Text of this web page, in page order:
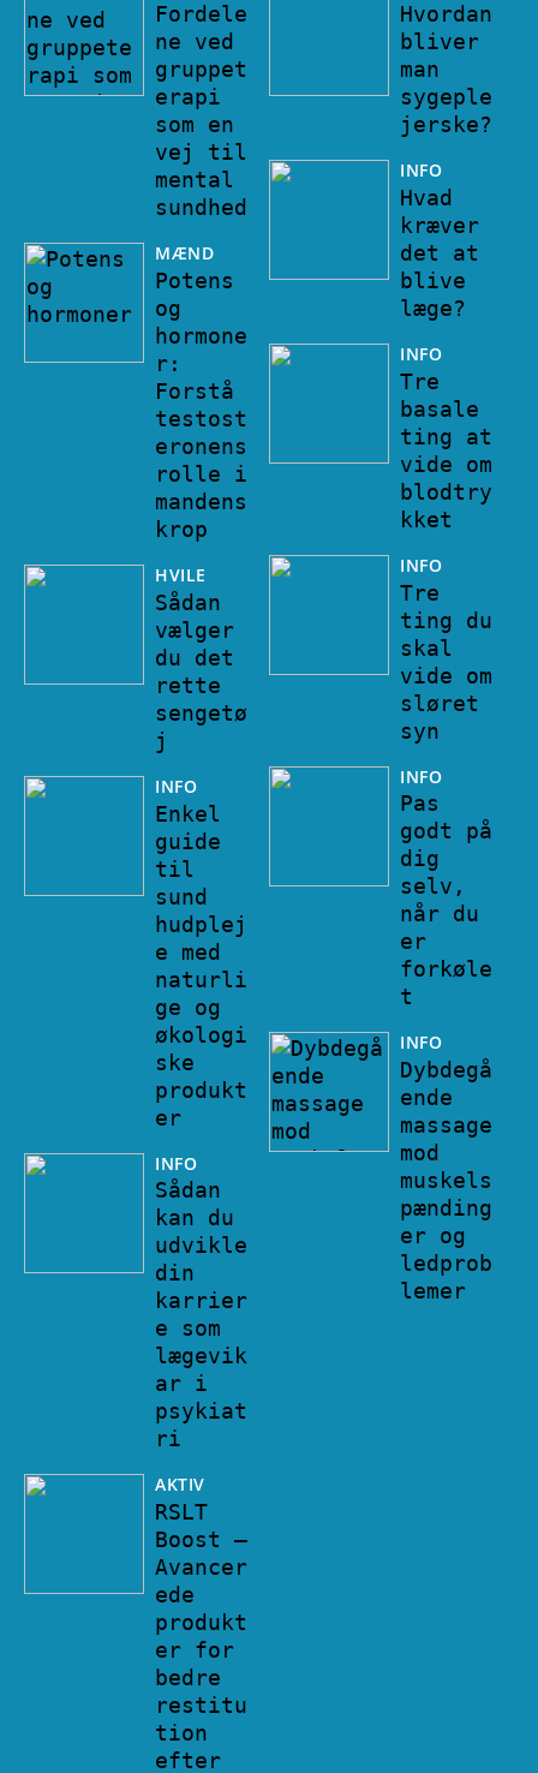
Fordele
ne ved
gruppet
erapi
som en
vej til
mental
sundhed
MÆND
Potens
og
hormone
r:
Forstå
testost
eronens
rolle i
mandens
krop
HVILE
Sådan
vælger
du det
rette
sengetø
j
INFO
Enkel
guide
til
sund
hudplej
e med
naturli
ge og
økologi
ske
produkt
er
INFO
Sådan
kan du
udvikle
din
karrier
e som
lægevik
ar i
psykiat
ri
AKTIV
RSLT
Boost –
Avancer
ede
produkt
er for
bedre
restitu
tion
efter
Hvordan
bliver
man
sygeple
jerske?
INFO
Hvad
kræver
det at
blive
læge?
INFO
Tre
basale
ting at
vide om
blodtry
kket
INFO
Tre
ting du
skal
vide om
sløret
syn
INFO
Pas
godt på
dig
selv,
når du
er
forkøle
t
INFO
Dybdegå
ende
massage
mod
muskels
pænding
er og
ledprob
lemer